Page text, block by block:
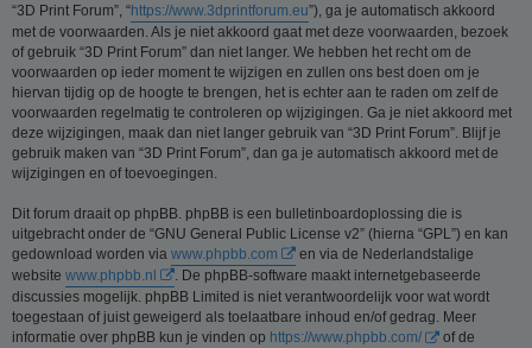
“3D Print Forum”, “https://www.3dprintforum.eu”), ga je automatisch akkoord
met de voorwaarden. Als je niet akkoord gaat met deze voorwaarden, bezoek
of gebruik “3D Print Forum” dan niet langer. We hebben het recht om de
voorwaarden op ieder moment te wijzigen en zullen ons best doen om je
hiervan tijdig op de hoogte te brengen, het is echter aan te raden om zelf de
voorwaarden regelmatig te controleren op wijzigingen. Ga je niet akkoord met
deze wijzigingen, maak dan niet langer gebruik van “3D Print Forum”. Blijf je
gebruik maken van “3D Print Forum”, dan ga je automatisch akkoord met de
wijzigingen en of toevoegingen.
Dit forum draait op phpBB. phpBB is een bulletinboardoplossing die is
uitgebracht onder de “GNU General Public License v2” (hierna “GPL”) en kan
gedownload worden via www.phpbb.com
en via de Nederlandstalige
website www.phpbb.nl
. De phpBB-software maakt internetgebaseerde
discussies mogelijk. phpBB Limited is niet verantwoordelijk voor wat wordt
toegestaan of juist geweigerd als toelaatbare inhoud en/of gedrag. Meer
informatie over phpBB kun je vinden op https://www.phpbb.com/
of de